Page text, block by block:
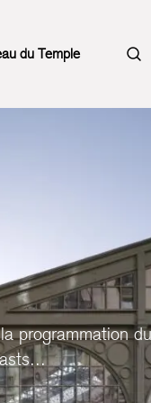
du Temple
programmation